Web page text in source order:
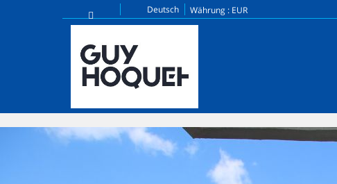
Deutsch Währung : EUR